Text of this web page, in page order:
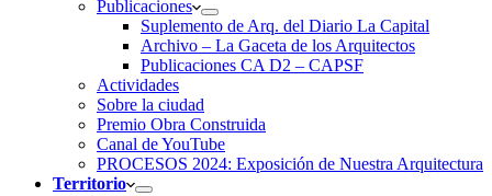
Publicaciones
Suplemento de Arq. del Diario La Capital
Archivo – La Gaceta de los Arquitectos
Publicaciones CA D2 – CAPSF
Actividades
Sobre la ciudad
Premio Obra Construida
Canal de YouTube
PROCESOS 2024: Exposición de Nuestra Arquitectura
Territorio